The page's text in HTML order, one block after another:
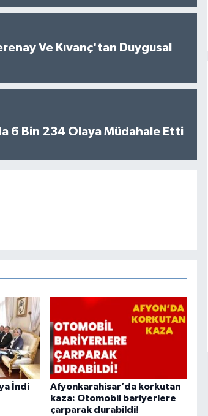
Ve Kıvanç'tan Duygusal
6 Bin 234 Olaya Müdahale Etti
İndi
Afyonkarahisar’da korkutan
kaza: Otomobil bariyerlere
çarparak durabildi!